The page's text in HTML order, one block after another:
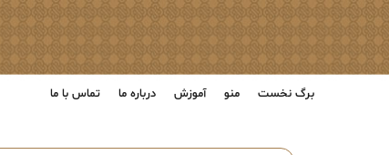
برگ نخست منو آموزش درباره ما تماس با ما